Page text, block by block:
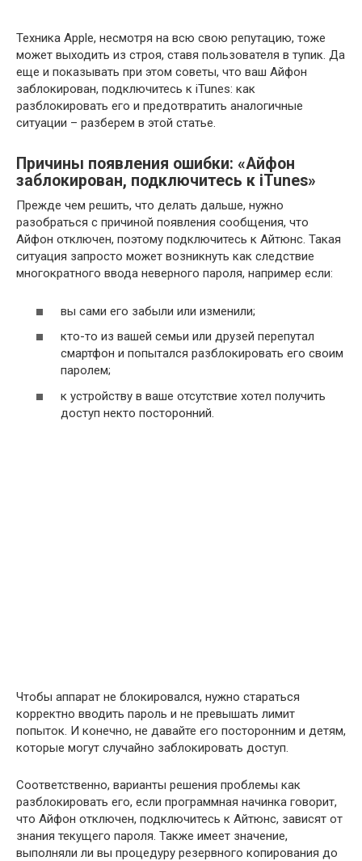
Техника Apple, несмотря на всю свою репутацию, тоже
может выходить из строя, ставя пользователя в тупик. Да
еще и показывать при этом советы, что ваш Айфон
заблокирован, подключитесь к iTunes: как
разблокировать его и предотвратить аналогичные
ситуации – разберем в этой статье.
Причины появления ошибки: «Айфон
заблокирован, подключитесь к iTunes»
Прежде чем решить, что делать дальше, нужно
разобраться с причиной появления сообщения, что
Айфон отключен, поэтому подключитесь к Айтюнс. Такая
ситуация запросто может возникнуть как следствие
многократного ввода неверного пароля, например если:
вы сами его забыли или изменили;
кто-то из вашей семьи или друзей перепутал
смартфон и попытался разблокировать его своим
паролем;
к устройству в ваше отсутствие хотел получить
доступ некто посторонний.
Чтобы аппарат не блокировался, нужно стараться
корректно вводить пароль и не превышать лимит
попыток. И конечно, не давайте его посторонним и детям,
которые могут случайно заблокировать доступ.
Соответственно, варианты решения проблемы как
разблокировать его, если программная начинка говорит,
что Айфон отключен, подключитесь к Айтюнс, зависят от
знания текущего пароля. Также имеет значение,
выполняли ли вы процедуру резервного копирования до